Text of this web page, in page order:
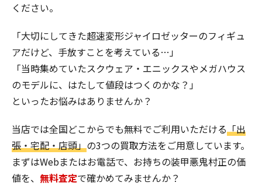
ください。
「大切にしてきた超速変形ジャイロゼッターのフィギュ
アだけど、手放すことを考えている…」
「当時集めていたスクウェア・エニックスやメガハウス
のモデルに、はたして値段はつくのかな？」
といったお悩みはありませんか？
当店では全国どこからでも無料でご利用いただける「出
張・宅配・店頭」の3つの買取方法をご用意しています。
まずはWebまたはお電話で、お持ちの装甲悪鬼村正の価
値を、 無料査定で確かめてみませんか？